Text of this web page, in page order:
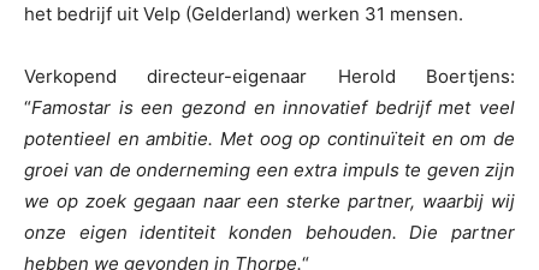
het bedrijf uit Velp (Gelderland) werken 31 mensen.
Verkopend directeur-eigenaar Herold Boertjens:
“Famostar is een gezond en innovatief bedrijf met veel
potentieel en ambitie. Met oog op continuïteit en om de
groei van de onderneming een extra impuls te geven zijn
we op zoek gegaan naar een sterke partner, waarbij wij
onze eigen identiteit konden behouden. Die partner
hebben we gevonden in Thorpe.“